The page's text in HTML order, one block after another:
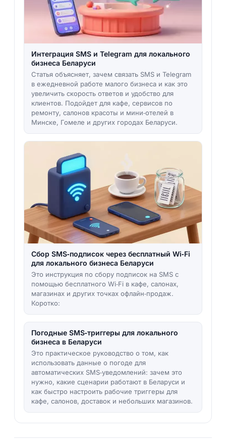
Интеграция SMS и Telegram для локального
бизнеса Беларуси
Статья объясняет, зачем связать SMS и Telegram
в ежедневной работе малого бизнеса и как это
увеличить скорость ответов и удобство для
клиентов. Подойдет для кафе, сервисов по
ремонту, салонов красоты и мини‑отелей в
Минске, Гомеле и других городах Беларуси.
Сбор SMS‑подписок через бесплатный Wi‑Fi
для локального бизнеса Беларуси
Это инструкция по сбору подписок на SMS с
помощью бесплатного Wi‑Fi в кафе, салонах,
магазинах и других точках офлайн‑продаж.
Коротко:
Погодные SMS‑триггеры для локального
бизнеса в Беларуси
Это практическое руководство о том, как
использовать данные о погоде для
автоматических SMS‑уведомлений: зачем это
нужно, какие сценарии работают в Беларуси и
как быстро настроить рабочие триггеры для
кафе, салонов, доставок и небольших магазинов.